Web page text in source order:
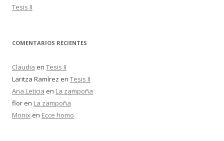
Tesis II
COMENTARIOS RECIENTES
Claudia en Tesis II
Laritza Ramírez en Tesis II
Ana Leticia en La zampoña
flor en La zampoña
Monix en Ecce homo